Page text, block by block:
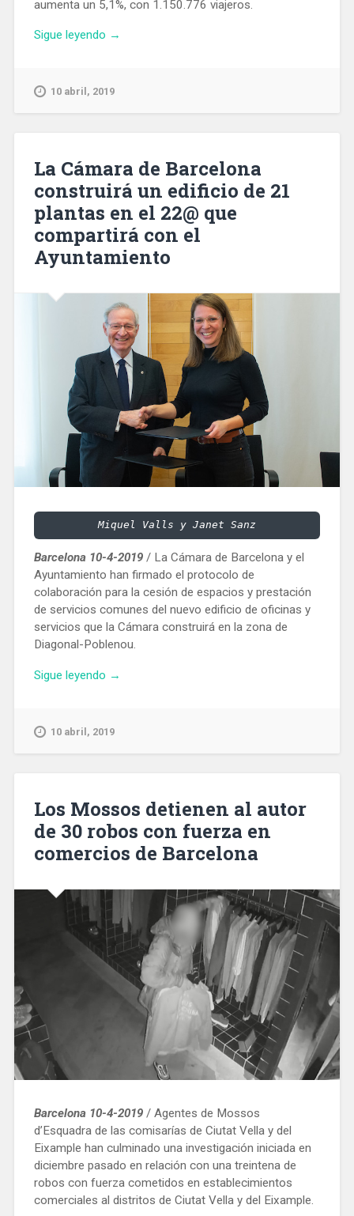
aumenta un 5,1%, con 1.150.776 viajeros.
Sigue leyendo «En
por
casi
cuatro
millones
de
pasajeros»
→
10 abril, 2019
La Cámara de Barcelona
construirá un edificio de 21
plantas en el 22@ que
compartirá con el
Ayuntamiento
Miquel Valls y Janet Sanz
Barcelona 10-4-2019/ La Cámara de Barcelona y el
Ayuntamiento han firmado el protocolo de
colaboración para la cesión de espacios y prestación
de servicios comunes del nuevo edificio de oficinas y
servicios que la Cámara construirá en la zona de
Diagonal-Poblenou.
Sigue leyendo «La
Barcelona
21
plantas
en
compartirá
con
el
Ayuntamiento»
→
10 abril, 2019
Los Mossos detienen al autor
de 30 robos con fuerza en
comercios de Barcelona
Barcelona 10-4-2019/ Agentes de Mossos
d’Esquadra de las comisarías de Ciutat Vella y del
Eixample han culminado una investigación iniciada en
diciembre pasado en relación con una treintena de
robos con fuerza cometidos en establecimientos
comerciales al distritos de Ciutat Vella y del Eixample.